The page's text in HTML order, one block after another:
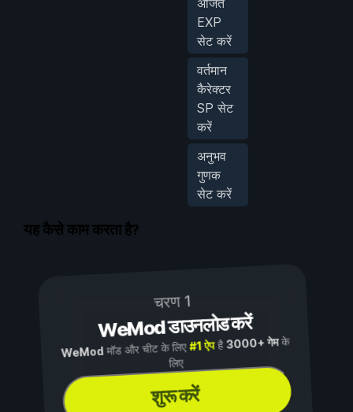
EXP
सेट करें
वर्तमान
कैरेक्टर
SP सेट
करें
अनुभव
गुणक
सेट करें
यह कैसे काम करता है?
चरण 1
WeMod डाउनलोड करें
WeMod मॉड और चीट के लिए#1 ऐपहै3000+ गेमके
लिए
शुरू करें